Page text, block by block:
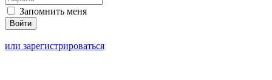
Запомнить меня
или зарегистрироваться